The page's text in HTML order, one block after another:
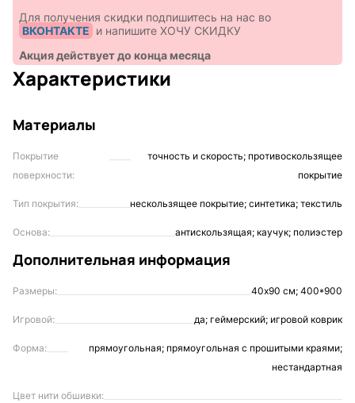
Для получения скидки подпишитесь на нас во
ВКОНТАКТЕ и напишите ХОЧУ СКИДКУ
Акция действует до конца месяца
Характеристики
Материалы
Покрытие
поверхности:
точность и скорость; противоскользящее
покрытие
Тип покрытия: нескользящее покрытие; синтетика; текстиль
Основа: антискользящая; каучук; полиэстер
Дополнительная информация
Размеры: 40х90 см; 400*900
Игровой: да; геймерский; игровой коврик
Форма:
прямоугольная; прямоугольная с прошитыми краями;
нестандартная
Цвет нити обшивки: